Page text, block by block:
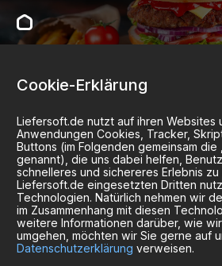
Cookie-Erklärung
Liefersoft.de nutzt auf ihren Websites
Anwendungen Cookies, Tracker,
Buttons (im Folgenden gemeinsam die
genannt), die uns dabei helfen,
schnelleres und sichereres Erlebnis
Liefersoft.de eingesetzten Dritten
Technologien. Natürlich nehmen wir
im Zusammenhang mit diesen
weitere Informationen darüber, wie
umgehen, möchten wir Sie gerne auf
Datenschutzerklärung verweisen.